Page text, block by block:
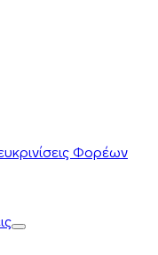
Φορέων